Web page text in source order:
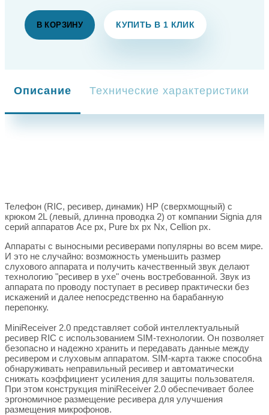
В КОРЗИНУ КУПИТЬ В 1 КЛИК
Описание Технические характеристики
Телефон (RIC, ресивер, динамик) HP (сверхмощный) с
крюком 2L (левый, длинна проводка 2) от компании Signia для
серий аппаратов Ace px, Pure bx px Nx, Cellion px.
Аппараты с выносными ресиверами популярны во всем мире.
И это не случайно: возможность уменьшить размер
слухового аппарата и получить качественный звук делают
технологию "ресивер в ухе" очень востребованной. Звук из
аппарата по проводу поступает в ресивер практически без
искажений и далее непосредственно на барабанную
перепонку.
MiniReceiver 2.0 представляет собой интеллектуальный
ресивер RIC с использованием SIM-технологии. Он позволяет
безопасно и надежно хранить и передавать данные между
ресивером и слуховым аппаратом. SIM-карта также способна
обнаруживать неправильный ресивер и автоматически
снижать коэффициент усиления для защиты пользователя.
При этом конструкция miniReceiver 2.0 обеспечивает более
эргономичное размещение ресивера для улучшения
размещения микрофонов.